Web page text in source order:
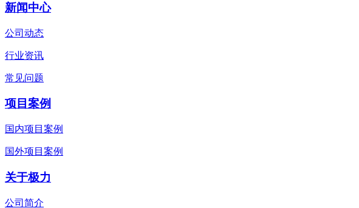
新闻中心
公司动态
行业资讯
常见问题
项目案例
国内项目案例
国外项目案例
关于极力
公司简介